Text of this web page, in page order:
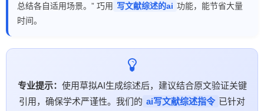
总结各自适用场景。” 巧用 写文献综述的ai 功能，能节省大量
时间。
专业提示： 使用草拟AI生成综述后，建议结合原文验证关键
引用，确保学术严谨性。我们的 ai写文献综述指令 已针对